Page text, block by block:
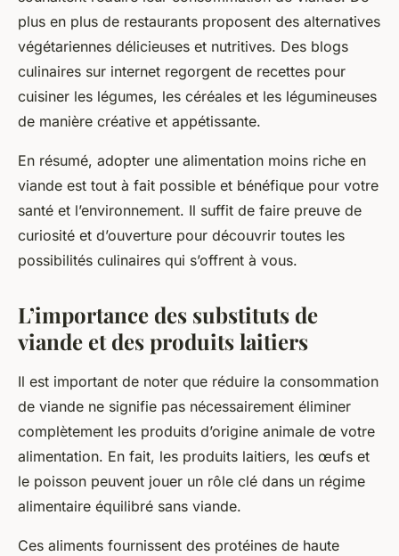
plus en plus de restaurants proposent des alternatives
végétariennes délicieuses et nutritives. Des blogs
culinaires sur internet regorgent de recettes pour
cuisiner les légumes, les céréales et les légumineuses
de manière créative et appétissante.
En résumé, adopter une alimentation moins riche en
viande est tout à fait possible et bénéfique pour votre
santé et l’environnement. Il suffit de faire preuve de
curiosité et d’ouverture pour découvrir toutes les
possibilités culinaires qui s’offrent à vous.
L’importance des substituts de
viande et des produits laitiers
Il est important de noter que réduire la consommation
de viande ne signifie pas nécessairement éliminer
complètement les produits d’origine animale de votre
alimentation. En fait, les produits laitiers, les œufs et
le poisson peuvent jouer un rôle clé dans un régime
alimentaire équilibré sans viande.
Ces aliments fournissent des protéines de haute